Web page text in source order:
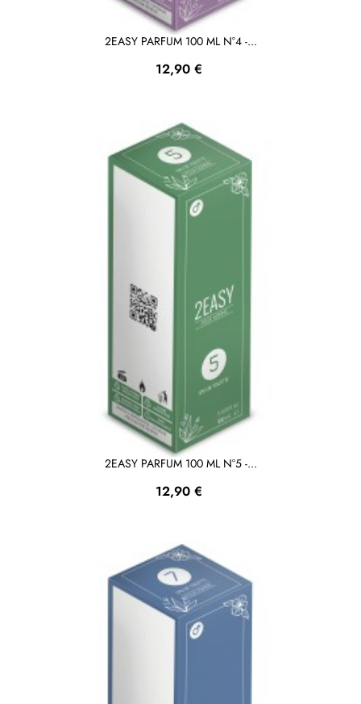
2EASY PARFUM 100 ML N°4 -...
Prezzo
12,90 €
2EASY PARFUM 100 ML N°5 -...
Prezzo
12,90 €